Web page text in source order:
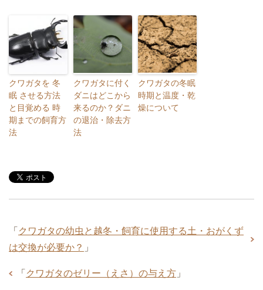
クワガタを 冬
眠 させる方法
と目覚める 時
期までの飼育方
法
クワガタに付く
ダニはどこから
来るのか？ダニ
の退治・除去方
法
クワガタの冬眠
時期と温度・乾
燥について
「 クワガタの幼虫と越冬・飼育に使用する土・おがくず
は交換が必要か？ 」
「 クワガタのゼリー（えさ）の与え方 」